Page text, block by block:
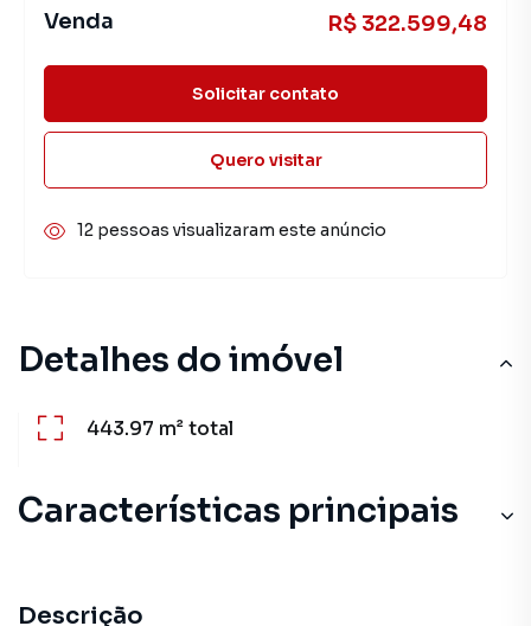
Detalhes do imóvel
443.97 m²total
Características principais
Descrição
Venda R$ 322.599,48
Solicitar contato
Quero visitar
12 pessoas visualizaram este anúncio